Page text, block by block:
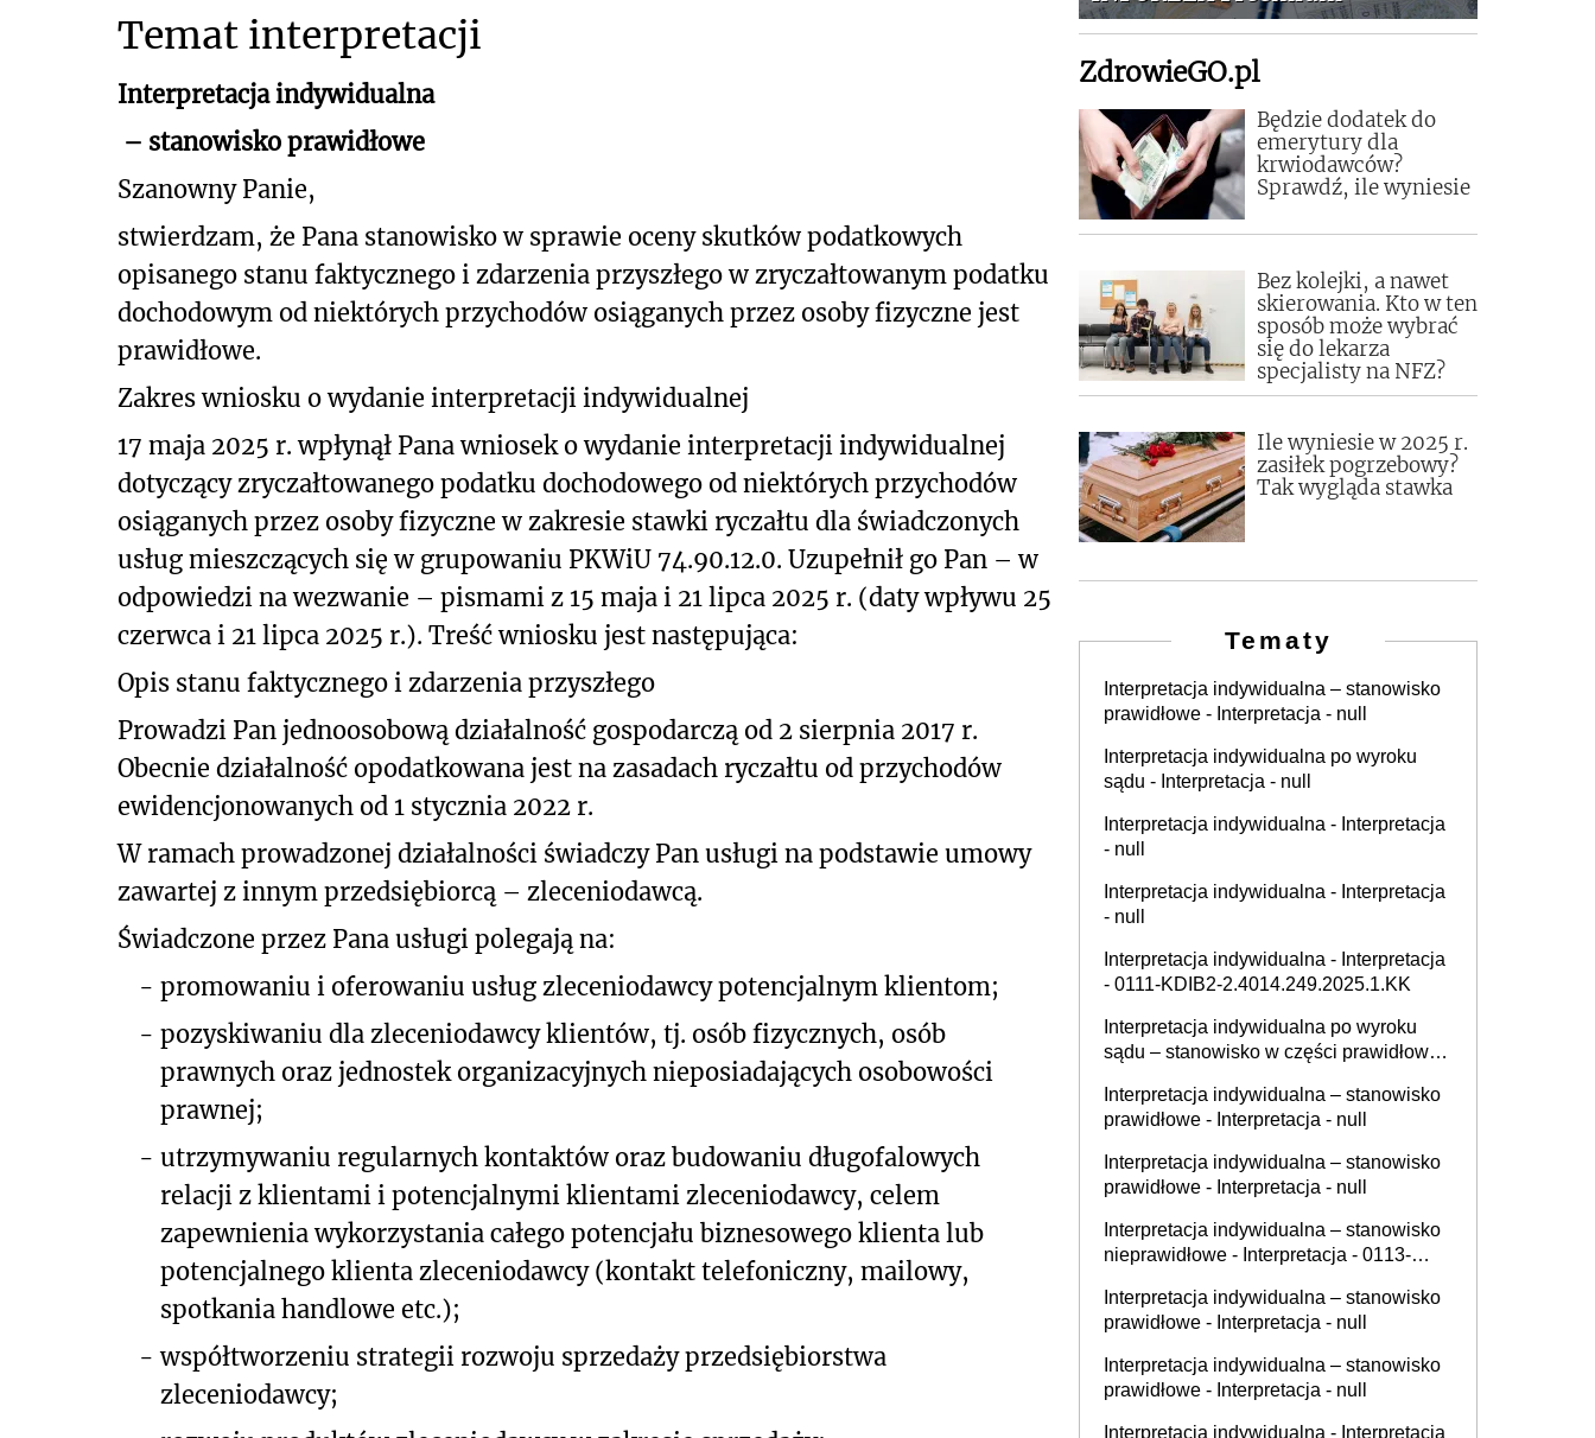
Temat interpretacji
Interpretacja indywidualna
– stanowisko prawidłowe
Szanowny Panie,
stwierdzam, że Pana stanowisko w sprawie oceny skutków podatkowych
opisanego stanu faktycznego i zdarzenia przyszłego w zryczałtowanym podatku
dochodowym od niektórych przychodów osiąganych przez osoby fizyczne jest
prawidłowe.
Zakres wniosku o wydanie interpretacji indywidualnej
17 maja 2025 r. wpłynął Pana wniosek o wydanie interpretacji indywidualnej
dotyczący zryczałtowanego podatku dochodowego od niektórych przychodów
osiąganych przez osoby fizycznew zakresie stawki ryczałtu dla świadczonych
usług mieszczących się w grupowaniu PKWiU 74.90.12.0. Uzupełnił go Pan – w
odpowiedzi na wezwanie – pismami z 15 maja i 21 lipca 2025 r. (daty wpływu 25
czerwca i 21 lipca 2025 r.). Treść wniosku jest następująca:
Opis stanu faktycznego i zdarzenia przyszłego
Prowadzi Pan jednoosobową działalność gospodarczą od 2 sierpnia 2017 r.
Obecnie działalność opodatkowana jest na zasadach ryczałtu od przychodów
ewidencjonowanych od 1 stycznia 2022 r.
W ramach prowadzonej działalności świadczy Pan usługi na podstawie umowy
zawartej z innym przedsiębiorcą – zleceniodawcą.
Świadczone przez Pana usługi polegają na:
- promowaniu i oferowaniu usług zleceniodawcy potencjalnym klientom;
- pozyskiwaniu dla zleceniodawcy klientów, tj. osób fizycznych, osób
prawnych oraz jednostek organizacyjnych nieposiadających osobowości
prawnej;
- utrzymywaniu regularnych kontaktów oraz budowaniu długofalowych
relacji z klientami i potencjalnymi klientami zleceniodawcy, celem
zapewnienia wykorzystania całego potencjału biznesowego klienta lub
potencjalnego klienta zleceniodawcy (kontakt telefoniczny, mailowy,
spotkania handlowe etc.);
- współtworzeniu strategii rozwoju sprzedaży przedsiębiorstwa
zleceniodawcy;
ZdrowieGO.pl
Będzie dodatek do
emerytury dla
krwiodawców?
Sprawdź, ile wyniesie
Bez kolejki, a nawet
skierowania. Kto w ten
sposób może wybrać
się do lekarza
specjalisty na NFZ?
Ile wyniesie w 2025 r.
zasiłek pogrzebowy?
Tak wygląda stawka
Tematy
Interpretacja indywidualna – stanowisko
prawidłowe - Interpretacja - null
Interpretacja indywidualna po wyroku
sądu - Interpretacja - null
Interpretacja indywidualna - Interpretacja
- null
Interpretacja indywidualna - Interpretacja
- null
Interpretacja indywidualna - Interpretacja
- 0111-KDIB2-2.4014.249.2025.1.KK
Interpretacja indywidualna po wyroku
sądu – stanowisko w części prawidłowe,
null
Interpretacja indywidualna – stanowisko
prawidłowe - Interpretacja - null
Interpretacja indywidualna – stanowisko
prawidłowe - Interpretacja - null
Interpretacja indywidualna – stanowisko
nieprawidłowe - Interpretacja - 0113-
Interpretacja indywidualna – stanowisko
prawidłowe - Interpretacja - null
Interpretacja indywidualna – stanowisko
prawidłowe - Interpretacja - null
Interpretacja indywidualna - Interpretacja